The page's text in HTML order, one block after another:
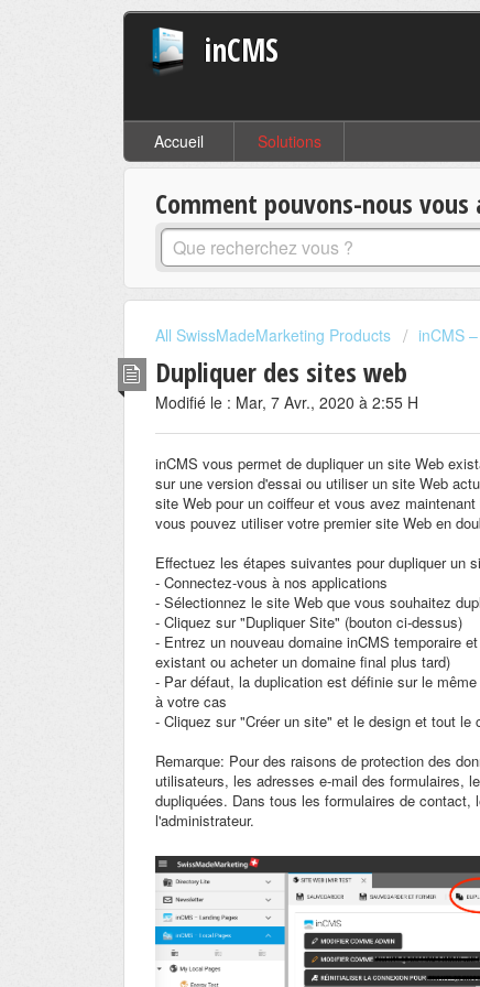
inCMS
Accueil Solutions
Comment pouvons-nous vous
All SwissMadeMarketing Products inCMS
Dupliquer des sites web
Modifié le : Mar, 7 Avr., 2020 à 2:55 H
inCMS vous permet de dupliquer un site Web
sur une version d'essai ou utiliser un site Web
site Web pour un coiffeur et vous avez
vous pouvez utiliser votre premier site Web en
Effectuez les étapes suivantes pour dupliquer un
- Connectez-vous à nos applications
- Sélectionnez le site Web que vous souhaitez
- Cliquez sur "Dupliquer Site" (bouton ci-dessus)
- Entrez un nouveau domaine inCMS temporaire
existant ou acheter un domaine final plus tard)
- Par défaut, la duplication est définie sur le
à votre cas
- Cliquez sur "Créer un site" et le design et tout le
Remarque: Pour des raisons de protection des
utilisateurs, les adresses e-mail des formulaires,
dupliquées. Dans tous les formulaires de
l'administrateur.